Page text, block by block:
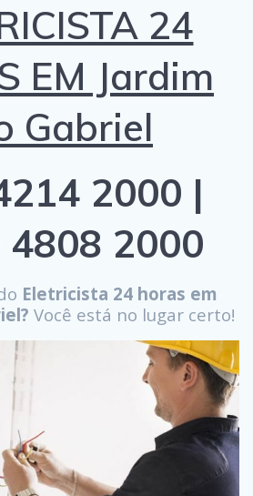
24
EM Jardim
Gabriel
2000 |
4808 2000
Eletricista 24 horas em
Você está no lugar certo!